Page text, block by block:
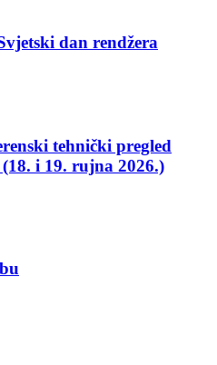
dan rendžera
tehnički pregled
i 19. rujna 2026.)